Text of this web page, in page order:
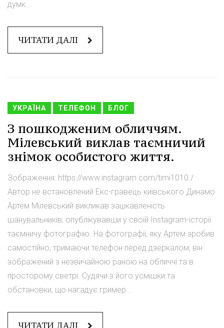
думк...
ЧИТАТИ ДАЛІ
УКРАЇНА ТЕЛЕФОН БЛОГ
З пошкодженим обличчям.
Мілевський виклав таємничий
знімок особистого життя.
Зображення: https://www.instagram.com/timi1010 /
Автор не встановлений Екс-гравець київського Динамо
Артем Мілевський викликав зацікавленість
шанувальників, опублікувавши у своїй Instagram-історії
таємничу фотографію. На фотографії, яку Артем зробив
самостійно, тримаючи телефон перед дзеркалом, він
зображений з незвичайною раною на обличчі та в
просторому светрі. Судячи з його усмішки та
обстановки, що нагадує гример...
ЧИТАТИ ДАЛІ